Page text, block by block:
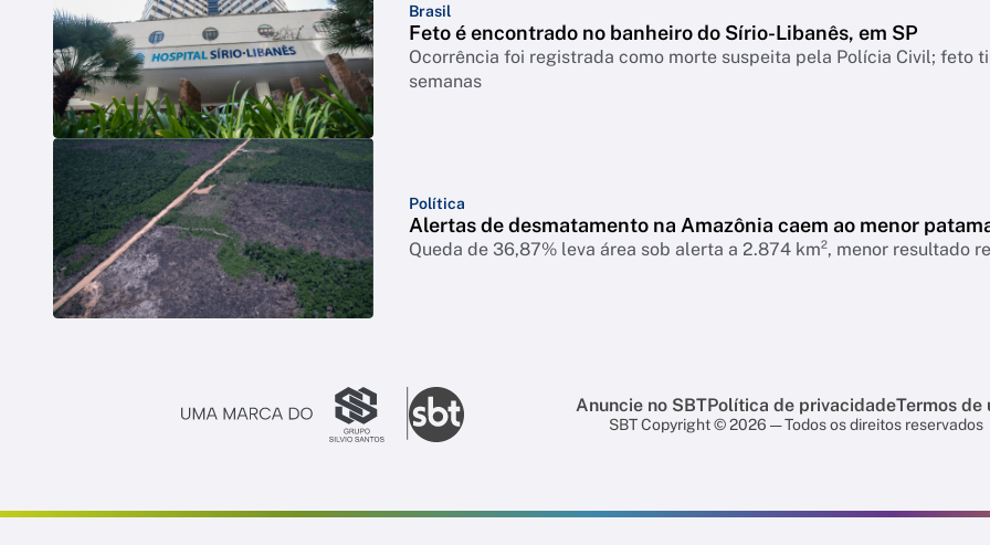
Brasil
Feto é encontrado no banheiro do Sírio-Libanês, em SP
Ocorrência foi registrada como morte suspeita pela Polícia Civil; feto
semanas
Política
Alertas de desmatamento na Amazônia caem ao menor
Queda de 36,87% leva área sob alerta a 2.874 km², menor resultado
Anuncie no SBTPolítica de privacidadeTermos de
SBT Copyright © 2026 — Todos os direitos reservados